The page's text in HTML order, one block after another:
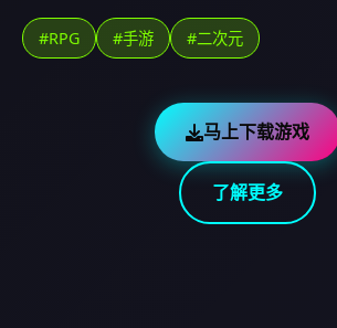
#RPG #手游 #二次元
马上下载游戏
了解更多